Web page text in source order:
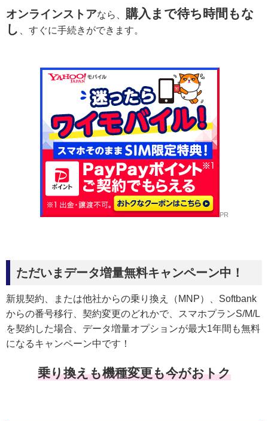
オンラインストアなら、 購入まで待ち時間もな
し
、すぐに手続きができます。
PR
ただいまデータ増量無料キャンペーン中！
新規契約、または他社からの乗り換え（MNP）、Softbank
からの番号移行、契約変更のどれかで、スマホプランS/M/L
を契約した場合、データ増量オプションが最大1年間も無料
になるキャンペーン中です！
乗り換えも機種変更も今がおトク